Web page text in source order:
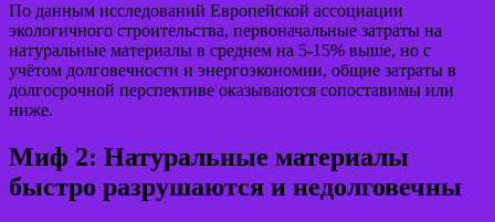
По данным исследований Европейской ассоциации
экологичного строительства, первоначальные затраты на
натуральные материалы в среднем на 5-15% выше, но с
учётом долговечности и энергоэкономии, общие затраты в
долгосрочной перспективе оказываются сопоставимы или
ниже.
Миф 2: Натуральные материалы
быстро разрушаются и недолговечны